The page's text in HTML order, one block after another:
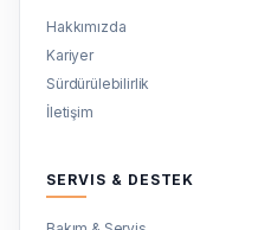
Hakkımızda
Kariyer
Sürdürülebilirlik
İletişim
SERVIS & DESTEK